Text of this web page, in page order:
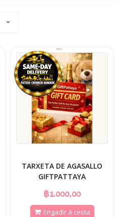
arrow_drop_down
TARXETA DE AGASALLO
GIFTPATTAYA
฿1.000,00
Engadir á cesta